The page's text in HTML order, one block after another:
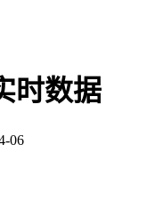
时数据
06